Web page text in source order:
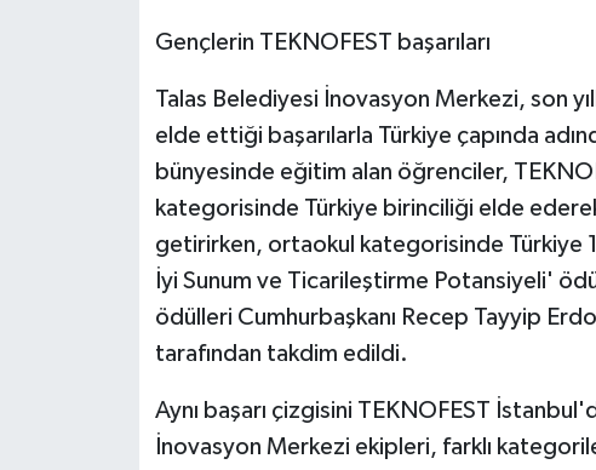
Gençlerin TEKNOFEST başarıları
Talas Belediyesi İnovasyon Merkezi, son
elde ettiği başarılarla Türkiye çapında
bünyesinde eğitim alan öğrenciler,
kategorisinde Türkiye birinciliği elde
getirirken, ortaokul kategorisinde Türkiye
İyi Sunum ve Ticarileştirme Potansiyeli'
ödülleri Cumhurbaşkanı Recep Tayyip
tarafından takdim edildi.
Aynı başarı çizgisini TEKNOFEST
İnovasyon Merkezi ekipleri, farklı